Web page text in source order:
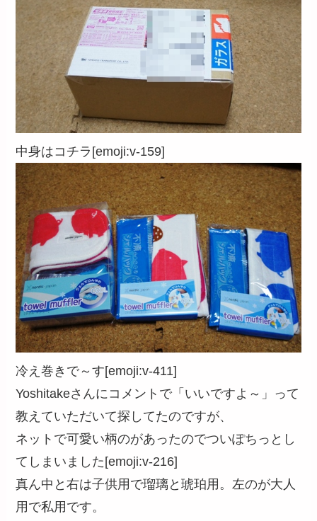
中身はコチラ[emoji:v-159]
冷え巻きで～す[emoji:v-411]
Yoshitakeさんにコメントで「いいですよ～」って
教えていただいて探してたのですが、
ネットで可愛い柄のがあったのでついぽちっとし
てしまいました[emoji:v-216]
真ん中と右は子供用で瑠璃と琥珀用。左のが大人
用で私用です。